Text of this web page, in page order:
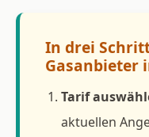
In drei
Gasanbieter
Tarif
aktuellen